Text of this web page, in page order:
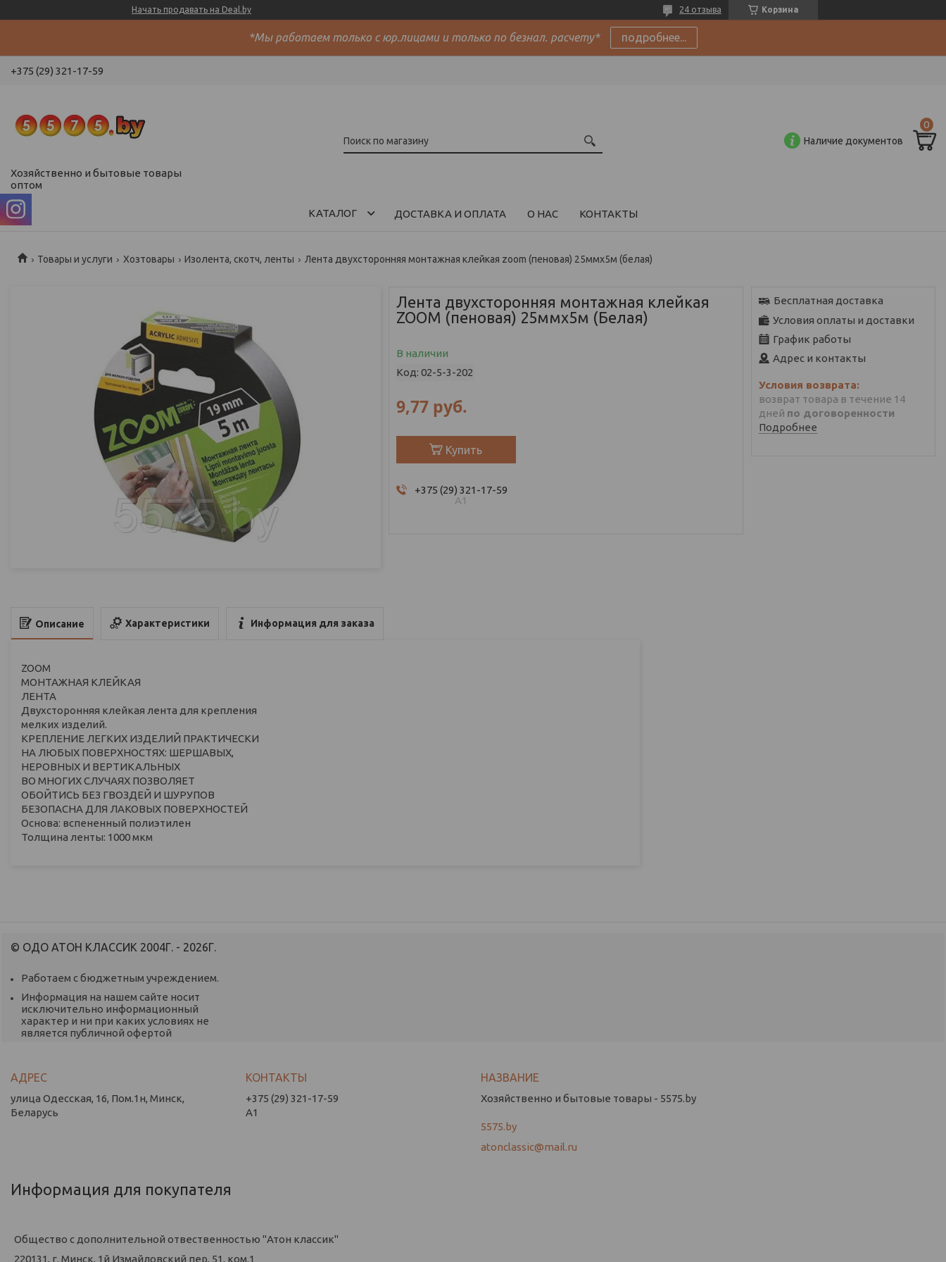
Начать продавать на Deal.by Корзина
24 отзыва
*Мы работаем только с юр.лицами и только по безнал. расчету* подробнее...
+375 (29) 321-17-59
Хозяйственно и бытовые товары
оптом
Наличие документов
КАТАЛОГ ДОСТАВКА И ОПЛАТА О НАС КОНТАКТЫ
Товары и услуги Хозтовары Изолента, скотч, ленты Лента двухсторонняя монтажная клейкая zoom (пеновая) 25ммх5м (белая)
Лента двухсторонняя монтажная клейкая
ZOOM (пеновая) 25ммх5м (Белая)
В наличии
Код: 02-5-3-202
9,77 руб.
Купить
+375 (29) 321-17-59
А1
Бесплатная доставка
Условия оплаты и доставки
График работы
Адрес и контакты
возврат товара в течение 14
дней по договоренности
Подробнее
Описание Характеристики Информация для заказа
ZOOM
MОНТАЖНАЯ КЛЕЙКАЯ
ЛЕНТА
Двухсторонняя клейкая лента для крепления
мелких изделий.
КРЕПЛЕНИЕ ЛЕГКИХ ИЗДЕЛИЙ ПРАКТИЧЕСКИ
НА ЛЮБЫХ ПОВЕРХНОСТЯХ: ШЕРШАВЫХ,
НЕРОВНЫХ И ВЕРТИКАЛЬНЫХ
ВО МНОГИХ СЛУЧАЯХ ПОЗВОЛЯЕТ
ОБОЙТИСЬ БЕЗ ГВОЗДЕЙ И ШУРУПОВ
БЕЗОПАСНА ДЛЯ ЛАКОВЫХ ПОВЕРХНОСТЕЙ
Основа: вспененный полиэтилен
Толщина ленты: 1000 мкм
© ОДО АТОН КЛАССИК 2004Г. - 2026Г.
Работаем с бюджетным учреждением.
Информация на нашем сайте носит
исключительно информационный
характер и ни при каких условиях не
является публичной офертой
улица Одесская, 16, Пом.1н, Минск,
Беларусь
+375 (29) 321-17-59
А1
Хозяйственно и бытовые товары - 5575.by
5575.by
atonclassic@mail.ru
Информация для покупателя
Общество с дополнительной отвественностью "Атон классик"
220131, г. Минск, 1й Измайловский пер, 51, ком.1